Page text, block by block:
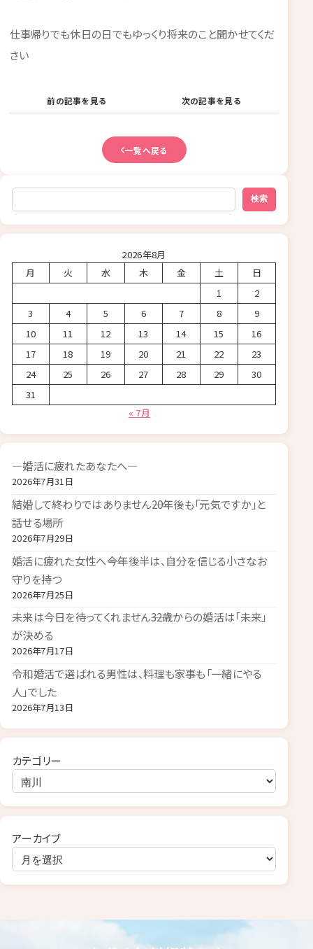
仕事帰りでも休日の日でもゆっくり将来のこと聞かせてくだ
さい
前の記事を見る 次の記事を見る
一覧へ戻る
検索
検索
2026年8月
月
火 水 木 金 土
日
1
2
3
4 5 6 7 8
9
10
11 12 13 14 15
16
17
18 19 20 21 22
23
24
25 26 27 28 29
30
31
« 7月
―婚活に疲れたあなたへ―
2026年7月31日
結婚して終わりではありません――20年後も「元気ですか」と
話せる場所
2026年7月29日
婚活に疲れた女性へ――今年後半は、自分を信じる小さなお
守りを持つ
2026年7月25日
未来は今日を待ってくれません――32歳からの婚活は「未来」
が決める
2026年7月17日
令和婚活で選ばれる男性は、料理も家事も「一緒にやる
人」でした
2026年7月13日
カテゴリー
アーカイブ